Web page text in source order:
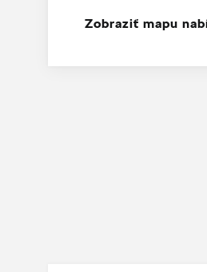
Zobraziť mapu